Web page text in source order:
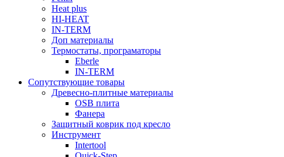
Heat plus
HI-HEAT
IN-TERM
Доп материалы
Термостаты, програматоры
Eberle
IN-TERM
Сопутствующие товары
Древесно-плитные материалы
OSB плита
Фанера
Защитный коврик под кресло
Инструмент
Intertool